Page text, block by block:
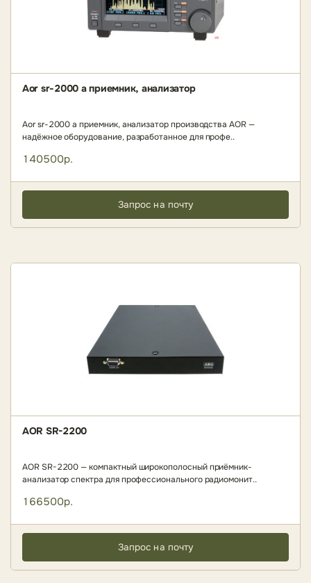
Aor sr-2000 a приемник, анализатор
Aor sr-2000 a приемник, анализатор производства AOR —
надёжное оборудование, разработанное для профе..
140500р.
Запрос на почту
AOR SR-2200
AOR SR-2200 — компактный широкополосный приёмник-
анализатор спектра для профессионального радиомонит..
166500р.
Запрос на почту